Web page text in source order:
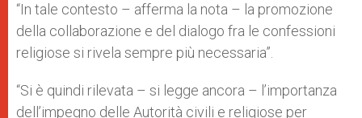
“In tale contesto – afferma la nota – la promozione
della collaborazione e del dialogo fra le confessioni
religiose si rivela sempre più necessaria”.
“Si è quindi rilevata – si legge ancora – l’importanza
dell’impegno delle Autorità civili e religiose per